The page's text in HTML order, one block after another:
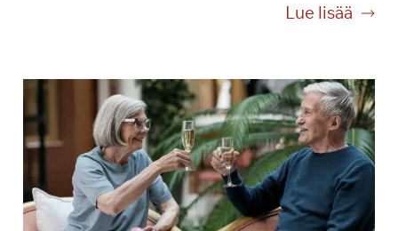
Lue lisää
V
a
a
n
a
k
a
u